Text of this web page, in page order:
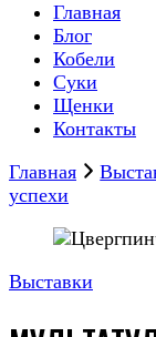
Главная
Блог
Кобели
Суки
Щенки
Контакты
Главная
успехи
Выставки